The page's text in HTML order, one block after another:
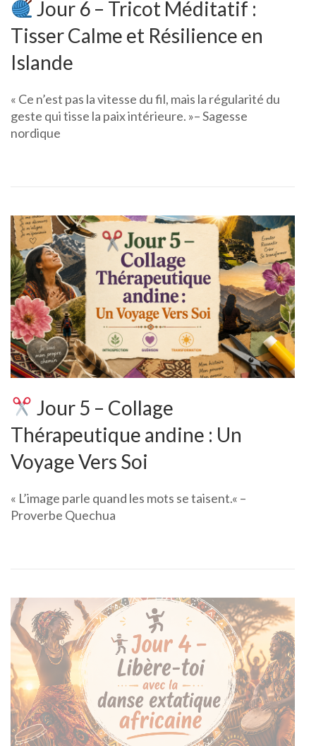
Jour 6 – Tricot Méditatif :
Tisser Calme et Résilience en
Islande
« Ce n’est pas la vitesse du fil, mais la régularité du
geste qui tisse la paix intérieure. »– Sagesse
nordique
Jour 5 – Collage
Thérapeutique andine : Un
Voyage Vers Soi
« L’image parle quand les mots se taisent.« –
Proverbe Quechua